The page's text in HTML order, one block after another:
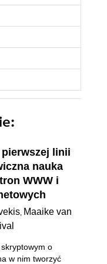
linii
nauka
WWW i
, Maaike van
o
w nim tworzyć